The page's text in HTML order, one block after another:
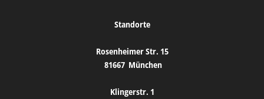
Standorte
Rosenheimer Str. 15
81667 München
Klingerstr. 1